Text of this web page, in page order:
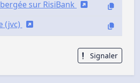
sur RisiBank
(jvc)
Signaler